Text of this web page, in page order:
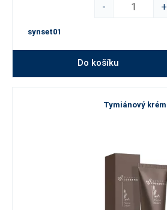
-
+
synset01
Do košíku
Tymiánový krém